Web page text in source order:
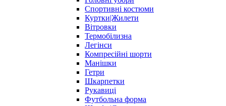
Спортивні костюми
Куртки|Жилети
Вітровки
Термобілизна
Легінси
Компресійні шорти
Манішки
Гетри
Шкарпетки
Рукавиці
Футбольна форма